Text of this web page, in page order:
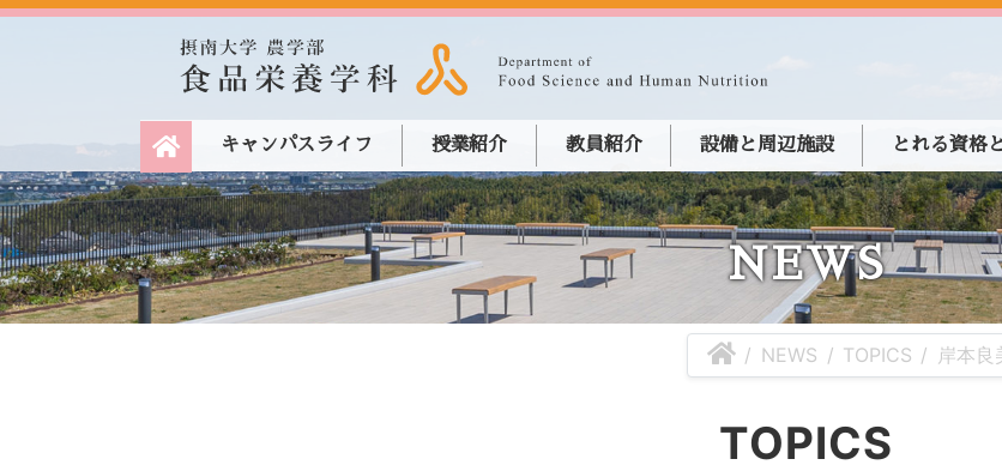
キャンパスライフ 授業紹介 教員紹介 設備と周辺施設 とれる資格
NEWS
NEWS TOPICS 岸本良
TOPICS